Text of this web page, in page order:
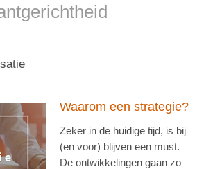
Waarom een strategie?
Zeker in de huidige tijd, is bij
(en voor) blijven een must.
De ontwikkelingen gaan zo